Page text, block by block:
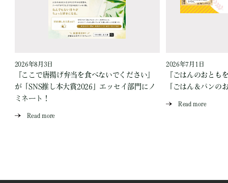
2026年8月3日
『ここで唐揚げ弁当を食べないでください』
が「SNS推し本大賞2026」エッセイ部門にノ
ミネート！
Read more
2026年7月1日
『ごはんのおとも
「ごはん＆パンの
Read more